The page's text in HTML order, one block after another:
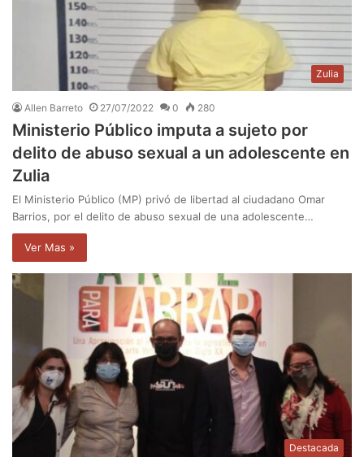
Zulia
Allen Barreto 27/07/2022 0 280
Ministerio Público imputa a sujeto por
delito de abuso sexual a un adolescente en
Zulia
El Ministerio Público (MP) privó de libertad al ciudadano Omar
Barrios, por el delito de abuso sexual de una adolescente…
Ver Mas »
Destacada